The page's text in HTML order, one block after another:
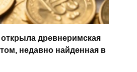
открыла древнеримская
недавно найденная в